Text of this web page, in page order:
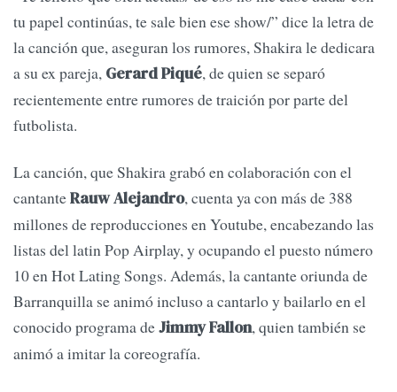
tu papel continúas, te sale bien ese show/” dice la letra de
la canción que, aseguran los rumores, Shakira le dedicara
a su ex pareja, Gerard Piqué, de quien se separó
recientemente entre rumores de traición por parte del
futbolista.
La canción, que Shakira grabó en colaboración con el
cantanteRauw Alejandro, cuenta ya con más de 388
millones de reproducciones en Youtube, encabezando las
listas del latin Pop Airplay, y ocupando el puesto número
10 en Hot Lating Songs. Además, la cantante oriunda de
Barranquilla se animó incluso a cantarlo y bailarlo en el
conocido programa deJimmy Fallon, quien también se
animó a imitar la coreografía.